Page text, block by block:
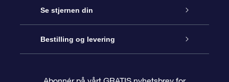
Kontakt oss
Bloggen
Online Stjernegave
OSR Gavepakke
Se stjernen din
Star Register
Bestilling og levering